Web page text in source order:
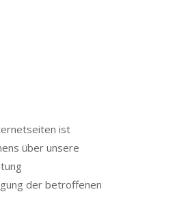
ist
über unsere
der betroffenen